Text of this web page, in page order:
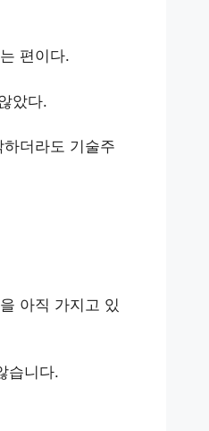
편이다.
았다.
더라도 기술주
아직 가지고 있
습니다.